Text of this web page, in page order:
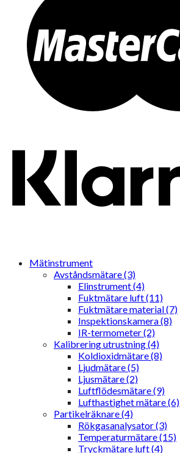
Mätinstrument
Avståndsmätare (3)
Elinstrument (4)
Fuktmätare luft (11)
Fuktmätare material (7)
Inspektionskamera (8)
IR-termometer (2)
Kalibrering utrustning (4)
Koldioxidmätare (8)
Ljudmätare (5)
Ljusmätare (2)
Luftflödesmätare (9)
Lufthastighet mätare (6)
Partikelräknare (4)
Rökgasanalysator (3)
Temperaturmätare (15)
Tryckmätare luft (4)